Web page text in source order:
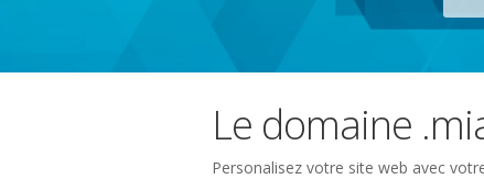
Le domaine
Personalisez votre site web avec